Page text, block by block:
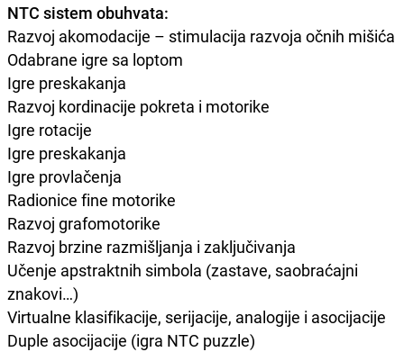
NTC sistem obuhvata:
Razvoj akomodacije – stimulacija razvoja očnih mišića
Odabrane igre sa loptom
Igre preskakanja
Razvoj kordinacije pokreta i motorike
Igre rotacije
Igre preskakanja
Igre provlačenja
Radionice fine motorike
Razvoj grafomotorike
Razvoj brzine razmišljanja i zaključivanja
Učenje apstraktnih simbola (zastave, saobraćajni
znakovi…)
Virtualne klasifikacije, serijacije, analogije i asocijacije
Duple asocijacije (igra NTC puzzle)